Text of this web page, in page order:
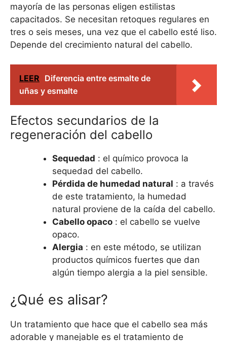
mayoría de las personas eligen estilistas
capacitados. Se necesitan retoques regulares en
tres o seis meses, una vez que el cabello esté liso.
Depende del crecimiento natural del cabello.
LEER Diferencia entre esmalte de
uñas y esmalte
Efectos secundarios de la
regeneración del cabello
Sequedad : el químico provoca la
sequedad del cabello.
Pérdida de humedad natural : a través
de este tratamiento, la humedad
natural proviene de la caída del cabello.
Cabello opaco : el cabello se vuelve
opaco.
Alergia : en este método, se utilizan
productos químicos fuertes que dan
algún tiempo alergia a la piel sensible.
¿Qué es alisar?
Un tratamiento que hace que el cabello sea más
adorable y manejable es el tratamiento de